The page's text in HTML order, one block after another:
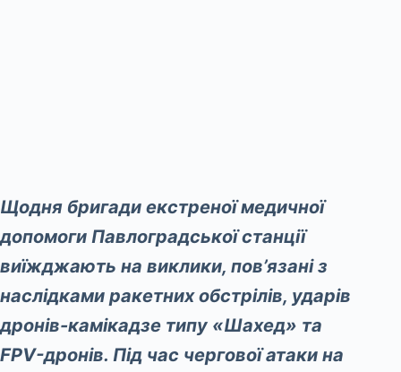
Щодня бригади екстреної медичної
допомоги Павлоградської станції
виїжджають на виклики, пов’язані з
наслідками ракетних обстрілів, ударів
дронів-камікадзе типу «Шахед» та
FPV-дронів. Під час чергової атаки на